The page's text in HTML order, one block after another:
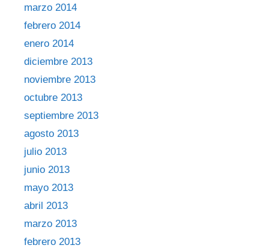
marzo 2014
febrero 2014
enero 2014
diciembre 2013
noviembre 2013
octubre 2013
septiembre 2013
agosto 2013
julio 2013
junio 2013
mayo 2013
abril 2013
marzo 2013
febrero 2013